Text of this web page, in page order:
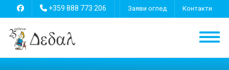
+359 888 773 206 Заяви оглед Контакти